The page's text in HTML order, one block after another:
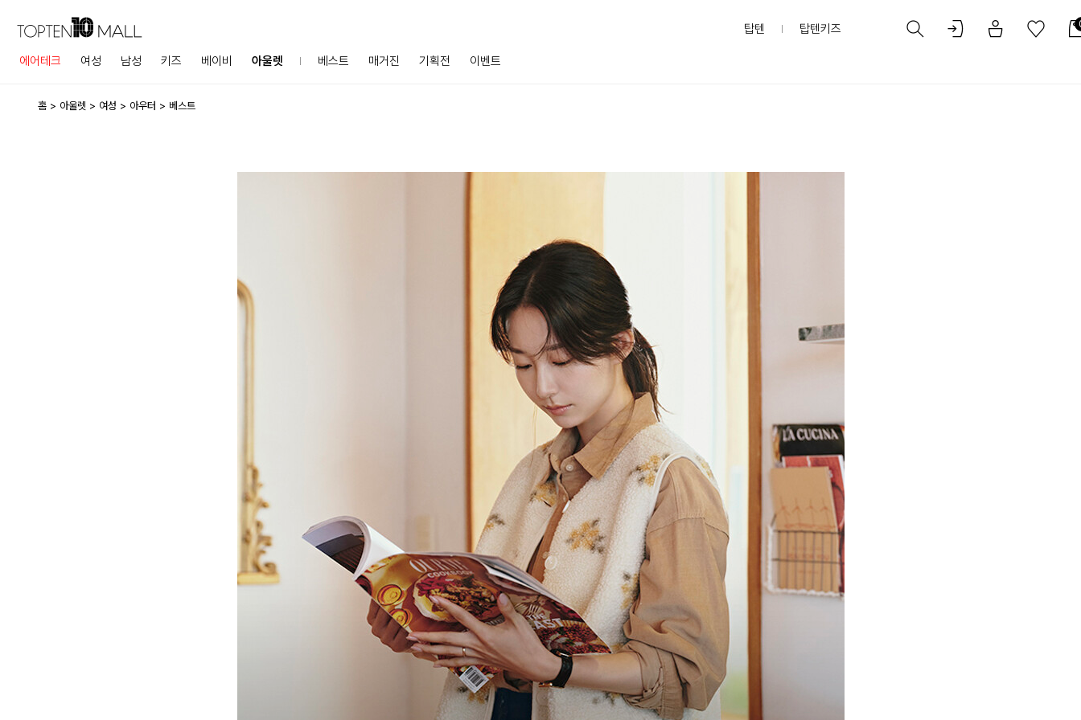
에어테크 여성 남성 키즈 베이비 아울렛 베스트 매거진 기획전 이벤트
탑텐 탑텐키즈
홈 아울렛 여성 아우터 베스트